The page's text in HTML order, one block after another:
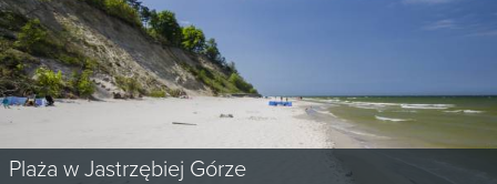
Plaża w Jastrzębiej Górze